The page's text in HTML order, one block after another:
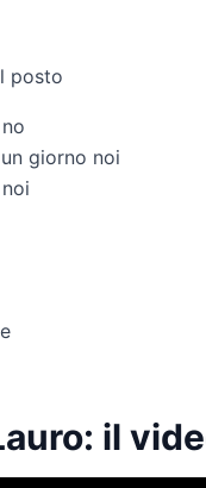
posto
giorno noi
il